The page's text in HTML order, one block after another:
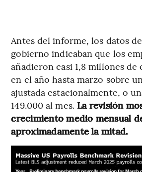
Antes del informe, los datos
gobierno indicaban que los
añadieron casi 1,8 millones de
en el año hasta marzo sobre
ajustada estacionalmente, o
149.000 al mes. La revisión
crecimiento medio mensual
aproximadamente la mitad.